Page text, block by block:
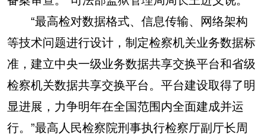
“最高检对数据格式、信息传输、网络架构
等技术问题进行设计，制定检察机关业务数据标
准，建立中央一级业务数据共享交换平台和省级
检察机关数据共享交换平台。平台建设取得了明
显进展，力争明年在全国范围内全面建成并运
行。”最高人民检察院刑事执行检察厅副厅长周